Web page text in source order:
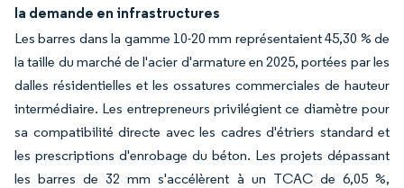
la demande en infrastructures
Les barres dans la gamme 10-20 mm représentaient 45,30 % de
la taille du marché de l'acier d'armature en 2025, portées par les
dalles résidentielles et les ossatures commerciales de hauteur
intermédiaire. Les entrepreneurs privilégient ce diamètre pour
sa compatibilité directe avec les cadres d'étriers standard et
les prescriptions d'enrobage du béton. Les projets dépassant
les barres de 32 mm s'accélèrent à un TCAC de 6,05 %,